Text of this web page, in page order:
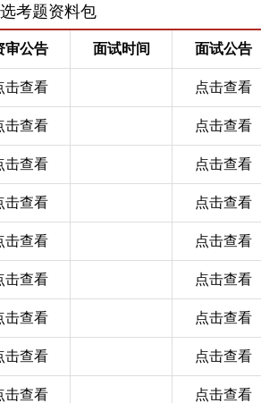
审公告 面试时间 面试公告
击查看 点击查看
击查看 点击查看
击查看 点击查看
击查看 点击查看
击查看 点击查看
击查看 点击查看
击查看 点击查看
击查看 点击查看
击查看 点击查看